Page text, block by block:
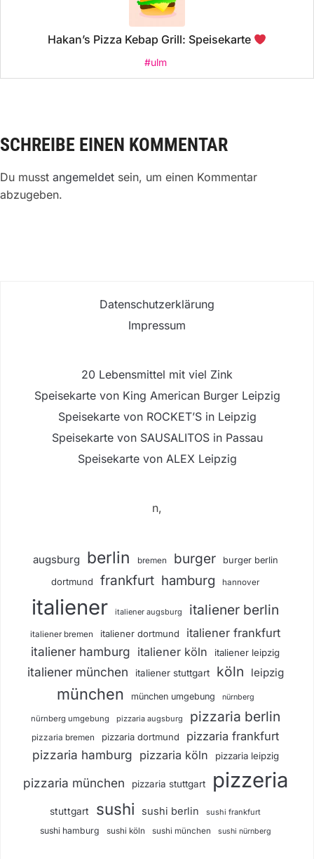
Hakan’s Pizza Kebap Grill: Speisekarte
#ulm
SCHREIBE EINEN KOMMENTAR
Du musst angemeldet sein, um einen Kommentar
abzugeben.
Datenschutzerklärung
Impressum
20 Lebensmittel mit viel Zink
Speisekarte von King American Burger Leipzig
Speisekarte von ROCKET’S in Leipzig
Speisekarte von SAUSALITOS in Passau
Speisekarte von ALEX Leipzig
n,
augsburg berlin bremen burger burger berlin
dortmund frankfurt hamburg hannover
italiener italiener augsburg italiener berlin
italiener bremen italiener dortmund italiener frankfurt
italiener hamburg italiener köln italiener leipzig
italiener münchen italiener stuttgart köln leipzig
münchen münchen umgebung nürnberg
nürnberg umgebung pizzaria augsburg pizzaria berlin
pizzaria bremen pizzaria dortmund pizzaria frankfurt
pizzaria hamburg pizzaria köln pizzaria leipzig
pizzaria münchen pizzaria stuttgart pizzeria
stuttgart sushi sushi berlin sushi frankfurt
sushi hamburg sushi köln sushi münchen sushi nürnberg